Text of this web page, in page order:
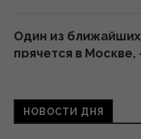
Один из
прячется в
"Это очень
НОВОСТИ ДНЯ